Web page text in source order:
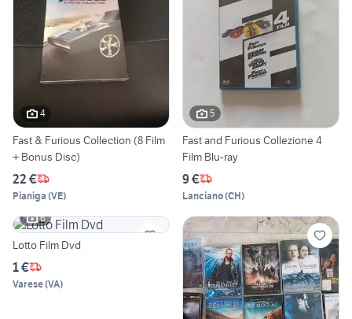
4
Fast & Furious Collection (8 Film
+ Bonus Disc)
22 €
Pianiga (VE)
5
Fast and Furious Collezione 4
Film Blu-ray
9 €
Lanciano(CH)
6
Lotto Film Dvd
1 €
Varese(VA)